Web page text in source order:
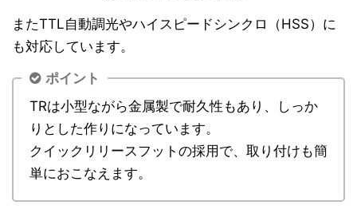
またTTL自動調光やハイスピードシンクロ（HSS）に
も対応しています。
ポイント
TRは小型ながら金属製で耐久性もあり、しっか
りとした作りになっています。
クイックリリースフットの採用で、取り付けも簡
単におこなえます。